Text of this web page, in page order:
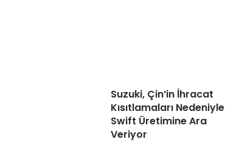
Suzuki, Çin’in İhracat
Kısıtlamaları Nedeniyle
Swift Üretimine Ara
Veriyor